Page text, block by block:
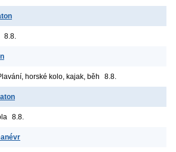
8.8.
horské kolo, kajak, běh 8.8.
8.8.